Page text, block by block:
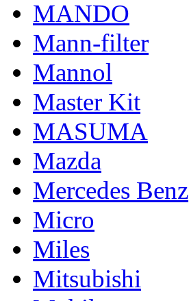
MANDO
Mann-filter
Mannol
Master Kit
MASUMA
Mazda
Mercedes Benz
Micro
Miles
Mitsubishi